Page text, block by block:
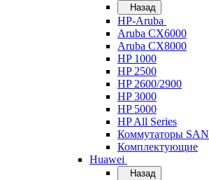
Назад
HP-Aruba
Aruba CX6000
Aruba CX8000
HP 1000
HP 2500
HP 2600/2900
HP 3000
HP 5000
HP All Series
Коммутаторы SAN
Комплектующие
Huawei
Назад